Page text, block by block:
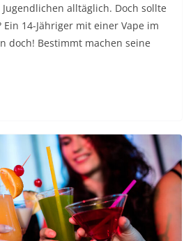
alltäglich. Doch sollte
14-Jähriger mit einer Vape im
doch! Bestimmt machen seine